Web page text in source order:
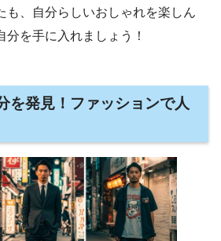
も、自分らしいおしゃれを楽しん
を手に入れましょう！
を発見！ファッションで人